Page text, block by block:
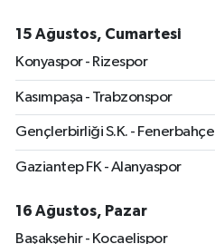
15 Ağustos, Cumartesi
Konyaspor - Rizespor
Kasımpaşa - Trabzonspor
Gençlerbirliği S.K. - Fenerbahçe
Gaziantep FK - Alanyaspor
16 Ağustos, Pazar
Başakşehir - Kocaelispor